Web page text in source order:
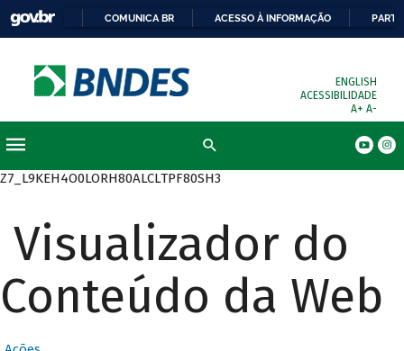
COMUNICA BR ACESSO À INFORMAÇÃO
ENGLISH
ACESSIBILIDADE
A+ A-
Z7_L9KEH4O0LORH80ALCLTPF80SH3
Visualizador do
Conteúdo da Web